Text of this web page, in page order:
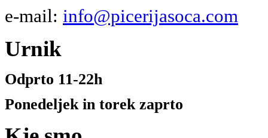
e-mail: info@picerijasoca.com
Urnik
Odprto 11-22h
Ponedeljek in torek zaprto